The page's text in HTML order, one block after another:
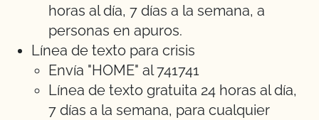
horas al día, 7 días a la semana, a
personas en apuros.
Línea de texto para crisis
Envía "HOME" al 741741
Línea de texto gratuita 24 horas al día,
7 días a la semana, para cualquier